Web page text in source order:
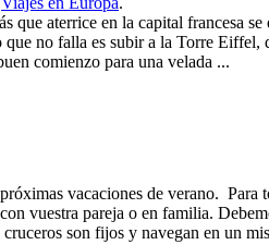
que aterrice en la capital francesa
no falla es subir a la Torre
comienzo para una velada ...
vacaciones de verano. Para
vuestra pareja o en familia.
son fijos y navegan en un